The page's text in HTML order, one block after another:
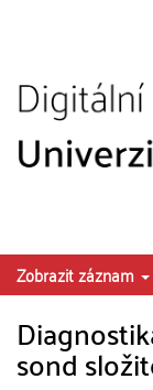
Zobrazit záznam
sond